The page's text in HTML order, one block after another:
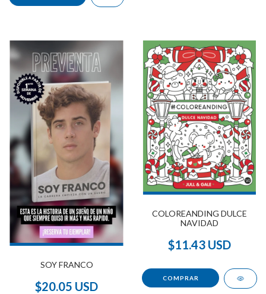
SOY FRANCO
$20.05 USD
COLOREANDING DULCE
NAVIDAD
$11.43 USD